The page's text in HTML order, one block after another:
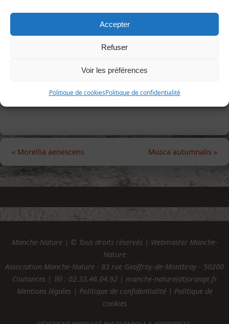
Accepter
Refuser
Voir les préférences
Politique de cookiesPolitique de confidentialité
France : autrefois très commun, statut actuel mal
«Morellia aenescens Musca autumnalis »
Manche-Nature | © Tous droits réservés | Webmaster Manche-
Nature
Association Manche-Nature - 83 rue Geoffroy-de-Montbray - 50200
Coutances | Tél : 02.33.46.04.92| manche-nature(at)orange.fr
Mentions légales| Politique de confidentialité| Politique de
cookies